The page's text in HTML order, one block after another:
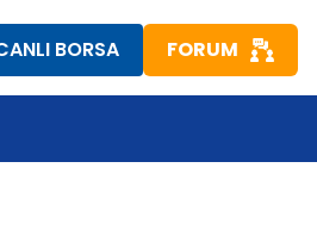
BORSA FORUM